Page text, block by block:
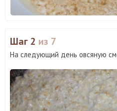
Шаг 2 из 7
На следующий день овсяную